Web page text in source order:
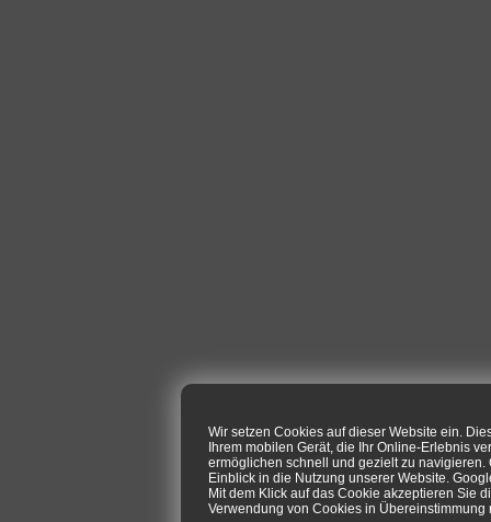
Wir setzen Cookies auf dieser Website ein.
Ihrem mobilen Gerät, die Ihr Online-Erlebnis
ermöglichen schnell und gezielt zu
Einblick in die Nutzung unserer Website.
Mit dem Klick auf das Cookie akzeptieren Sie
Verwendung von Cookies in